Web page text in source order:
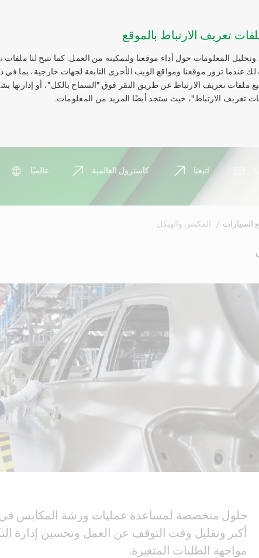
تعريف الارتباط بالموقع
المعلومات حول أداء موقعنا ولتمكينه من العمل. كما تتيح لنا ملفات
عندما تزور موقعنا ومواقع الويب الأخرى التابعة لجهات خارجية، بما في
ملفات تعريف الارتباط عن طريق النقر فوق "السماح بالكل"، أو
تعريف الارتباط"، حيث ستجد أيضًا المزيد من المعلومات.
اتبعنا كاسترول العالمية عالميًا
السيارات المكبس والهيكل
حلول متخصصة لمساعدة عمليات ورشة المكابس في
أكبر وتقليل وقت التوقف عن العمل وتحسين إدارة
مواجهة الطلبات المتغيرة.